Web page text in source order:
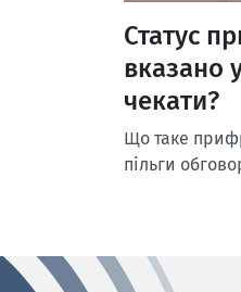
Статус
вказано
чекати?
Що таке
пільги